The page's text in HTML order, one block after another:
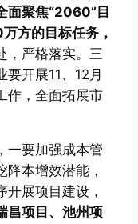
面聚焦“2060”目
方的目标任务，
，严格落实。三
开展11、12月
作，全面拓展市
一要加强成本管
本增效潜能，
展项目建设，
昌项目、池州项